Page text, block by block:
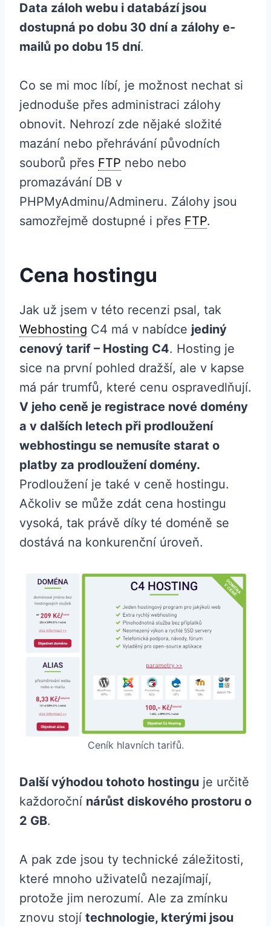
Data záloh webu i databází jsou
dostupná po dobu 30 dní a zálohy e-
mailů po dobu 15 dní.
Co se mi moc líbí, je možnost nechat si
jednoduše přes administraci zálohy
obnovit. Nehrozí zde nějaké složité
mazání nebo přehrávání původních
souborů přes FTP nebo nebo
promazávání DB v
PHPMyAdminu/Admineru. Zálohy jsou
samozřejmě dostupné i přes FTP.
Cena hostingu
Jak už jsem v této recenzi psal, tak
Webhosting C4 má v nabídce jediný
cenový tarif – Hosting C4. Hosting je
sice na první pohled dražší, ale v kapse
má pár trumfů, které cenu ospravedlňují.
V jeho ceně je registrace nové domény
a v dalších letech při prodloužení
webhostingu se nemusíte starat o
platby za prodloužení domény.
Prodloužení je také v ceně hostingu.
Ačkoliv se může zdát cena hostingu
vysoká, tak právě díky té doméně se
dostává na konkurenční úroveň.
Ceník hlavních tarifů.
Další výhodou tohoto hostingu je určitě
každoroční nárůst diskového prostoru o
2 GB.
A pak zde jsou ty technické záležitosti,
které mnoho uživatelů nezajímají,
protože jim nerozumí. Ale za zmínku
znovu stojí technologie, kterými jsou